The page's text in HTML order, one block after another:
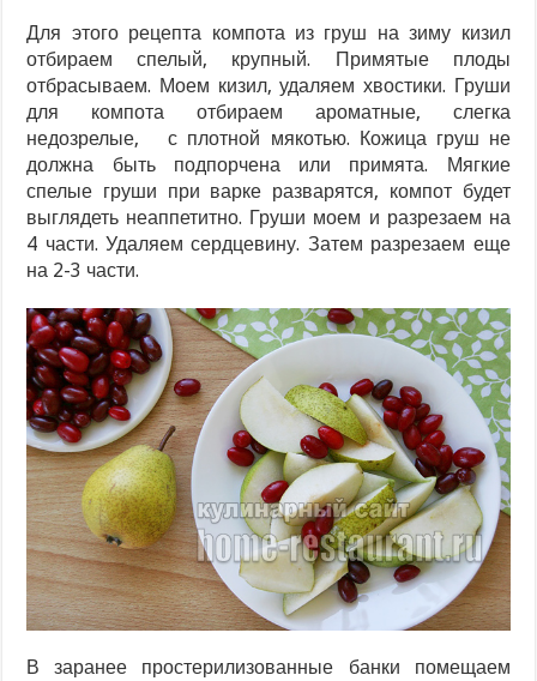
Для этого рецепта компота из груш на зиму кизил
отбираем спелый, крупный. Примятые плоды
отбрасываем. Моем кизил, удаляем хвостики. Груши
для компота отбираем ароматные, слегка
недозрелые, с плотной мякотью. Кожица груш не
должна быть подпорчена или примята. Мягкие
спелые груши при варке разварятся, компот будет
выглядеть неаппетитно. Груши моем и разрезаем на
4 части. Удаляем сердцевину. Затем разрезаем еще
на 2-3 части.
В заранее простерилизованные банки помещаем